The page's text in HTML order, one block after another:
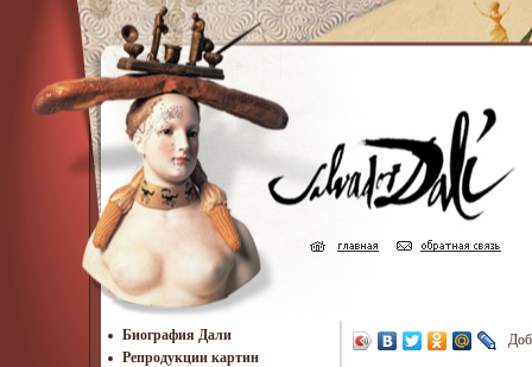
Биография Дали
Репродукции картин